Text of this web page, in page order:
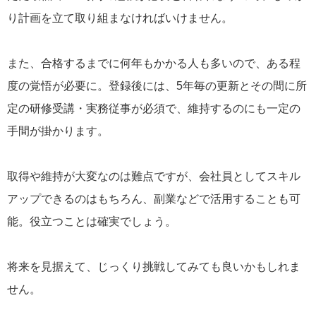
り計画を立て取り組まなければいけません。
また、合格するまでに何年もかかる人も多いので、ある程
度の覚悟が必要に。登録後には、5年毎の更新とその間に所
定の研修受講・実務従事が必須で、維持するのにも一定の
手間が掛かります。
取得や維持が大変なのは難点ですが、会社員としてスキル
アップできるのはもちろん、副業などで活用することも可
能。役立つことは確実でしょう。
将来を見据えて、じっくり挑戦してみても良いかもしれま
せん。